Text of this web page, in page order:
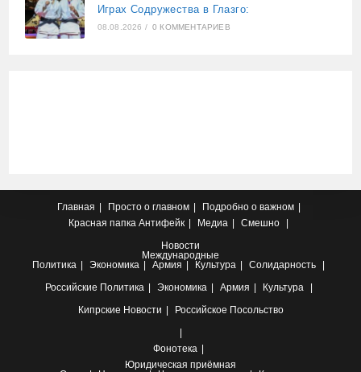
Играх Содружества в Глазго:
08.08.2026 / 0 КОММЕНТАРИЕВ
Главная Просто о главном
Подробно о важном
Красная папка Антифейк Медиа
Смешно
Новости
Международные
Политика
Экономика Армия Культура
Солидарность
Российские Политика Экономика Армия
Культура
Кипрские Новости Российское Посольство
Фонотека
Юридическая приёмная